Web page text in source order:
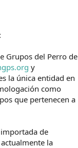
Grupos del Perro de
y
la única entidad en
como
que pertenecen a
de
la